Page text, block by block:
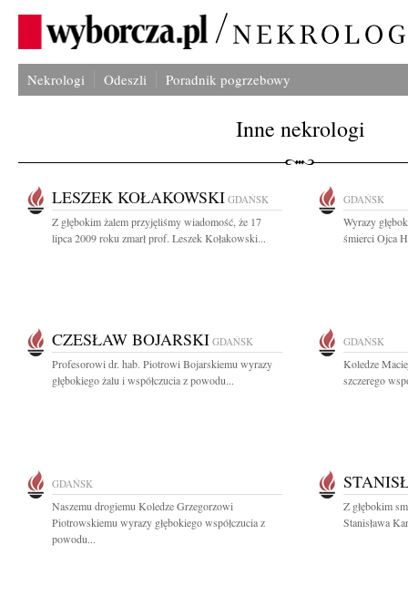
Nekrologi Odeszli Poradnik pogrzebowy
Inne nekrologi
LESZEK KOŁAKOWSKI GDAŃSK
Z głębokim żalem przyjęliśmy wiadomość, że 17
lipca 2009 roku zmarł prof. Leszek Kołakowski...
GDAŃSK
Wyrazy
śmierci Ojca
CZESŁAW BOJARSKI GDAŃSK
Profesorowi dr. hab. Piotrowi Bojarskiemu wyrazy
głębokiego żalu i współczucia z powodu...
GDAŃSK
Koledze
szczerego
GDAŃSK
Naszemu drogiemu Koledze Grzegorzowi
Piotrowskiemu wyrazy głębokiego współczucia z
powodu...
Z głębokim
Stanisława